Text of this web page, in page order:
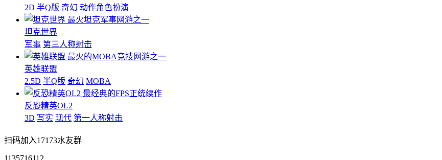
2D 半Q版 奇幻 动作角色扮演
最火坦克军事网游之一
坦克世界
军事 第三人称射击
最火的MOBA竞技网游之一
英雄联盟
2.5D 半Q版 奇幻 MOBA
最经典的FPS正统续作
反恐精英OL2
3D 写实 现代 第一人称射击
扫码加入17173水友群
1135716112